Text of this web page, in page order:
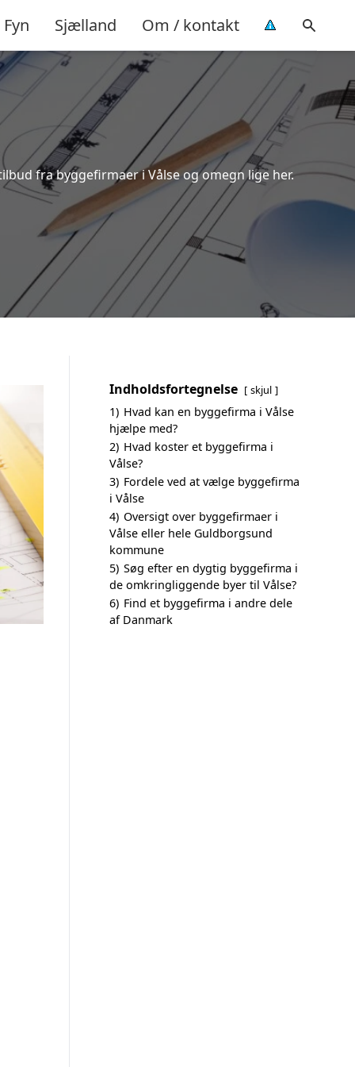
Fyn Sjælland Om / kontakt
fra byggefirmaer i Vålse og omegn lige her.
Indholdsfortegnelse skjul
1) Hvad kan en byggefirma i Vålse
hjælpe med?
2) Hvad koster et byggefirma i
Vålse?
3) Fordele ved at vælge byggefirma
i Vålse
4) Oversigt over byggefirmaer i
Vålse eller hele Guldborgsund
kommune
5) Søg efter en dygtig byggefirma i
de omkringliggende byer til Vålse?
6) Find et byggefirma i andre dele
af Danmark